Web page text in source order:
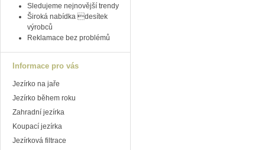
Sledujeme nejnovější trendy
Široká nabídka desítek
výrobců
Reklamace bez problémů
Informace pro vás
Jezírko na jaře
Jezírko během roku
Zahradní jezírka
Koupací jezírka
Jezírková filtrace